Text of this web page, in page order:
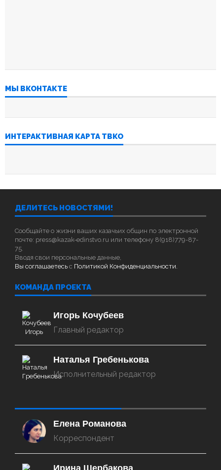
МЫ ВКОНТАКТЕ
ИНТЕРАКТИВНАЯ КАРТА ТВКО
ДЕЛИТЕСЬ НОВОСТЯМИ!
Сообщайте о жизни ваших казачьих общин по электронной
почте: press@kazak-edinstvo.ru или телефону 8(918)779-87-
75.
Вводя свои персональные данные,
Вы соглашаетесь с Политикой Конфиденциальности.
КОМАНДА ПРОЕКТА
Игорь Кочубеев
Главный редактор
Наталья Гребенькова
Исполнительный редактор
Елена Романова
Корреспондент
Ирина Щербакова